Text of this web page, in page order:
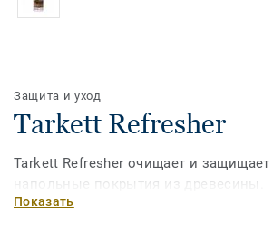
Защита и уход
Tarkett Refresher
Tarkett Refresher очищает и
напольные покрытия из древесины.
Показать